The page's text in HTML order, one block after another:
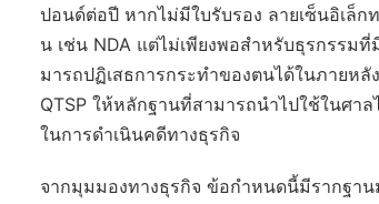
ปอนด์ต่อปี หากไม่มีใบรับรอง ลายเซ็นอิเล็
น เช่น NDA แต่ไม่เพียงพอสำหรับธุรกรรม
มารถปฏิเสธการกระทำของตนได้ในภายห
QTSP ให้หลักฐานที่สามารถนำไปใช้ในศ
ในการดำเนินคดีทางธุรกิจ
จากมุมมองทางธุรกิจ ข้อกำหนดนี้มีรากฐา